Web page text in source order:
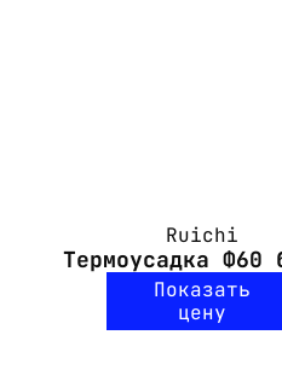
Ruichi
Термоусадка Ф60
Показать
цену